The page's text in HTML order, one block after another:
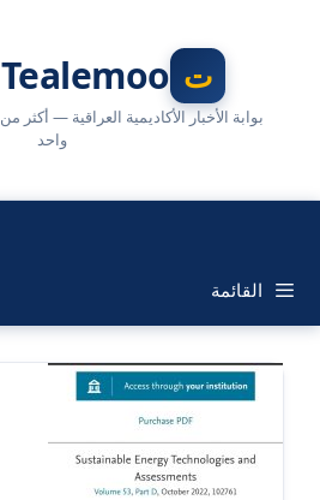
Tealemoo | تعليمو
واحد
القائمة